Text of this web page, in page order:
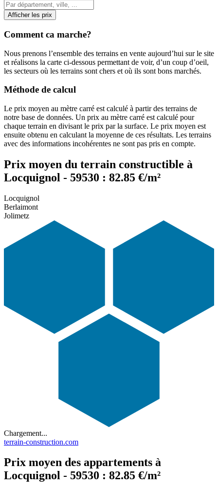
Afficher les prix
Comment ca marche?
Nous prenons l’ensemble des terrains en vente aujourd’hui sur le site
et réalisons la carte ci-dessous permettant de voir, d’un coup d’oeil,
les secteurs où les terrains sont chers et où ils sont bons marchés.
Méthode de calcul
Le prix moyen au mètre carré est calculé à partir des terrains de
notre base de données. Un prix au mètre carré est calculé pour
chaque terrain en divisant le prix par la surface. Le prix moyen est
ensuite obtenu en calculant la moyenne de ces résultats. Les terrains
avec des informations incohérentes ne sont pas pris en compte.
Prix moyen du terrain constructible à
Locquignol - 59530 : 82.85 €/m²
Locquignol
Berlaimont
Jolimetz
Chargement...
terrain-construction.com
Prix moyen des appartements à
Locquignol - 59530 : 82.85 €/m²